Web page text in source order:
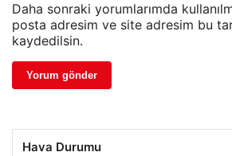
Daha sonraki yorumlarımda
posta adresim ve site adresim bu
kaydedilsin.
Hava Durumu